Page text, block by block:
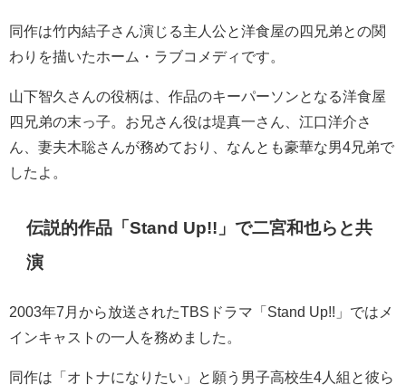
同作は竹内結子さん演じる主人公と洋食屋の四兄弟との関
わりを描いたホーム・ラブコメディです。
山下智久さんの役柄は、作品のキーパーソンとなる洋食屋
四兄弟の末っ子。お兄さん役は堤真一さん、江口洋介さ
ん、妻夫木聡さんが務めており、なんとも豪華な男4兄弟で
したよ。
伝説的作品「Stand Up!!」で二宮和也らと共
演
2003年7月から放送されたTBSドラマ「Stand Up!!」ではメ
インキャストの一人を務めました。
同作は「オトナになりたい」と願う男子高校生4人組と彼ら